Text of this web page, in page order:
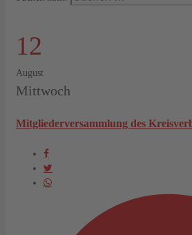
12
August
Mittwoch
Mitgliederversammlung des